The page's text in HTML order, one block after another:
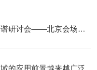
双利合谱第二届高光谱研讨会——北京会场邀请函
的应用前景越来越广泛